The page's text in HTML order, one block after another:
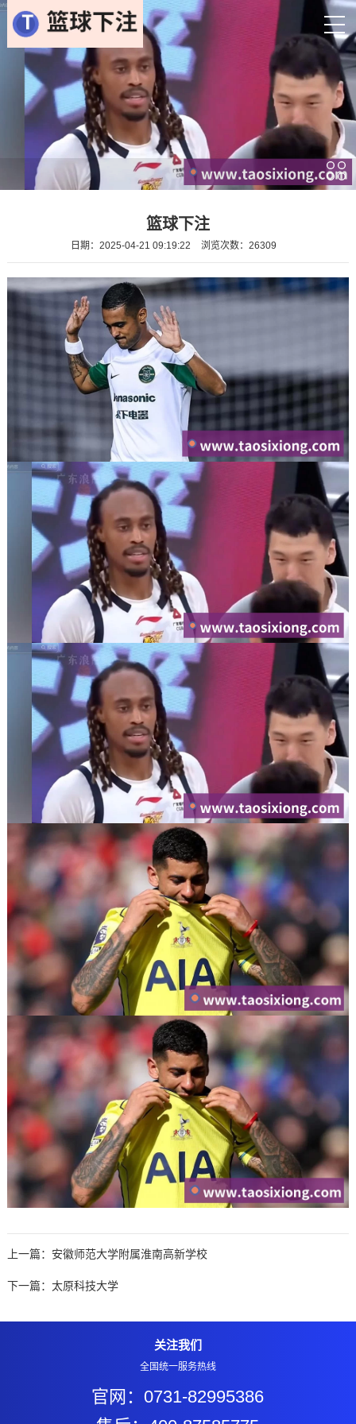
篮球下注
日期：2025-04-21 09:19:22 浏览次数：26309
上一篇： 安徽师范大学附属淮南高新学校
下一篇： 太原科技大学
关注我们
全国统一服务热线
官网：0731-82995386